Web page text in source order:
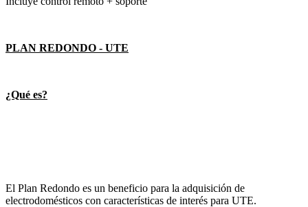
PLAN REDONDO - UTE
¿Qué es?
El Plan Redondo es un beneficio para la adquisición de
electrodomésticos con características de interés para UTE.